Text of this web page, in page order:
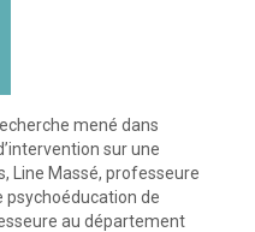
mené dans
sur une
Line Massé, professeure
de
au département